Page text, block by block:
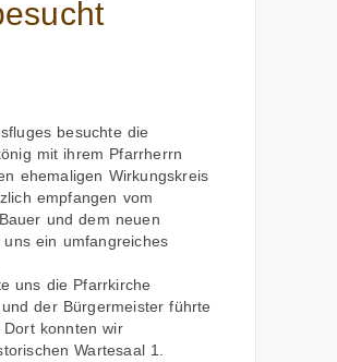
besuchte die
mit ihrem Pfarrherrn
ehemaligen Wirkungskreis
empfangen vom
und dem neuen
ein umfangreiches
uns die Pfarrkirche
der Bürgermeister führte
konnten wir
Wartesaal 1.